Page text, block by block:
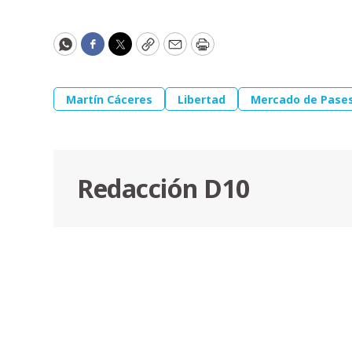
WhatsApp
Facebook
Twitter
CopyEmailPrint
Martín Cáceres Libertad Mercado de
Redacción D10